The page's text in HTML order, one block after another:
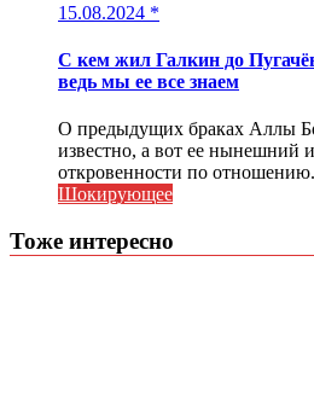
15.08.2024 *
С кем жил Галкин до
ведь мы ее все знаем
О предыдущих браках Аллы
известно, а вот ее нынешний
откровенности по
Шокирующее
Тоже интересно